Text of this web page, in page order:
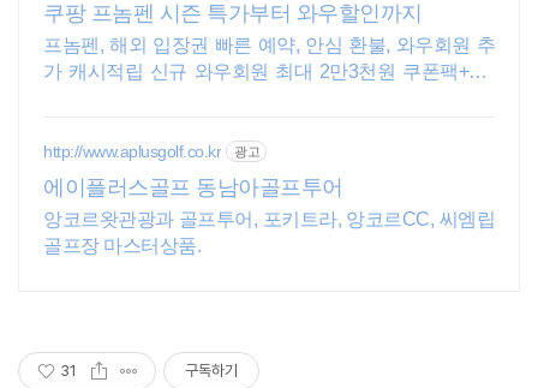
쿠팡 프놈펜 시즌 특가부터 와우할인까지
프놈펜, 해외 입장권 빠른 예약, 안심 환불, 와우회원 추
가 캐시적립 신규 와우회원 최대 2만3천원 쿠폰팩+5%
http://www.aplusgolf.co.kr 광고
에이플러스골프 동남아골프투어
앙코르왓관광과 골프투어, 포키트라, 앙코르CC, 씨엠립
골프장 마스터상품.
31 구독하기